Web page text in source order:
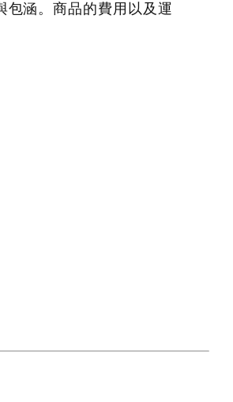
涵。商品的費用以及運